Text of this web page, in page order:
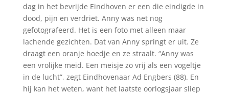
dag in het bevrijde Eindhoven er een die eindigde in
dood, pijn en verdriet. Anny was net nog
gefotografeerd. Het is een foto met alleen maar
lachende gezichten. Dat van Anny springt er uit. Ze
draagt een oranje hoedje en ze straalt. “Anny was
een vrolijke meid. Een meisje zo vrij als een vogeltje
in de lucht”, zegt Eindhovenaar Ad Engbers (88). En
hij kan het weten, want het laatste oorlogsjaar sliep